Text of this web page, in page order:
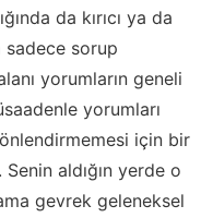
da kırıcı ya da
sadece sorup
yorumların geneli
yorumları
için bir
aldığın yerde o
gevrek geleneksel